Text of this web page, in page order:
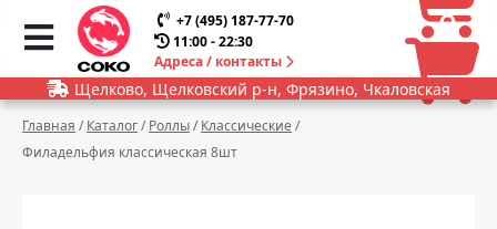
+7 (495) 187-77-70
11:00 - 22:30
Адреса / контакты
0
0
Щелково, Щелковский р-н, Фрязино, Чкаловская
Главная / Каталог/ Роллы/ Классические /
Филадельфия классическая 8шт